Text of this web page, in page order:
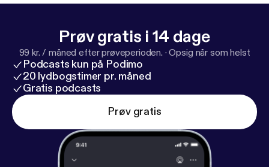
Prøv gratis i 14 dage
99 kr. / måned efter prøveperioden. ·Opsig når som helst
Podcasts kun på Podimo
20 lydbogstimer pr. måned
Gratis podcasts
Prøv gratis